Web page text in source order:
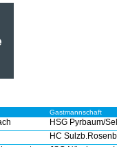
Gastmannschaft
HSG Pyrbaum/
HC